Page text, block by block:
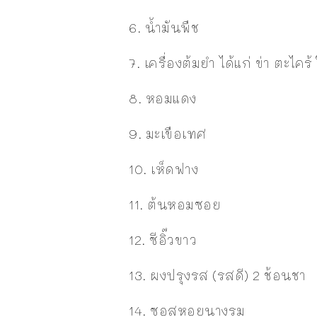
6. น้ำมันพืช
7. เครื่องต้มยำ ได้แก่ ข่า ตะไค
8. หอมแดง
9. มะเขือเทศ
10. เห็ดฟาง
11. ต้นหอมซอย
12. ซีอิ๊วขาว
13. ผงปรุงรส (รสดี) 2 ช้อนชา
14. ซอสหอยนางรม